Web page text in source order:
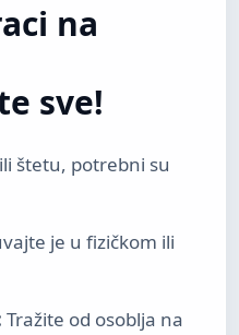
na
sve!
štetu, potrebni su
je u fizičkom ili
Tražite od osoblja na